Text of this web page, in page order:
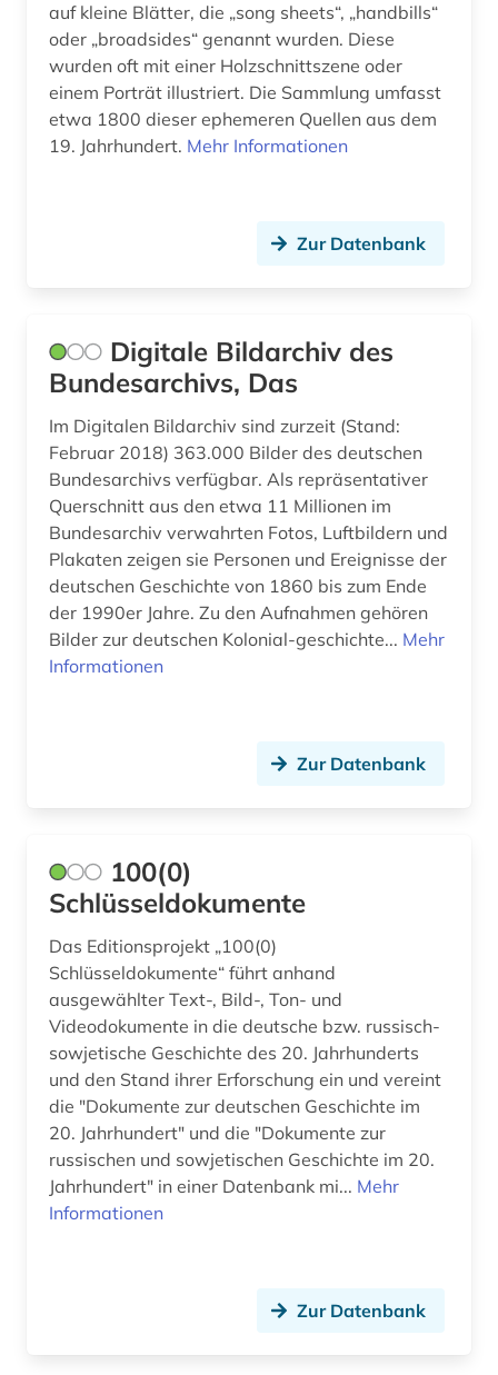
christian gottlob (1)
christliche kunst (3)
christliche mission (1)
computerkunst (1)
corinth (1)
corpus (1)
courtauld institute of art <london> (1)
cranach (1)
côte divoire (1)
dahlbergh, erik jönsson | offizier; architekt;
zeichner; kartograf; historiker; beamter;
deckenmalerei (2)
dehio, georg | kunsthistoriker; hochschullehrer;
historiker; maler; zeichner (1)
dehio-handbuch (1)
dekorative kunst (1)
demotisch (1)
den haag (3)
denkmalpflege (2)
auf kleine Blätter, die „song sheets“, „handbills“
oder „broadsides“ genannt wurden. Diese
wurden oft mit einer Holzschnittszene oder
einem Porträt illustriert. Die Sammlung umfasst
etwa 1800 dieser ephemeren Quellen aus dem
19. Jahrhundert. Mehr Informationen
Zur Datenbank
Digitale Bildarchiv des
Bundesarchivs, Das
Im Digitalen Bildarchiv sind zurzeit (Stand:
Februar 2018) 363.000 Bilder des deutschen
Bundesarchivs verfügbar. Als repräsentativer
Querschnitt aus den etwa 11 Millionen im
Bundesarchiv verwahrten Fotos, Luftbildern und
Plakaten zeigen sie Personen und Ereignisse der
deutschen Geschichte von 1860 bis zum Ende
der 1990er Jahre. Zu den Aufnahmen gehören
Bilder zur deutschen Kolonial-geschichte... Mehr
Informationen
Zur Datenbank
100(0)
Schlüsseldokumente
Das Editionsprojekt „100(0)
Schlüsseldokumente“ führt anhand
ausgewählter Text-, Bild-, Ton- und
Videodokumente in die deutsche bzw. russisch-
sowjetische Geschichte des 20. Jahrhunderts
und den Stand ihrer Erforschung ein und vereint
die "Dokumente zur deutschen Geschichte im
20. Jahrhundert" und die "Dokumente zur
russischen und sowjetischen Geschichte im 20.
Jahrhundert" in einer Datenbank mi... Mehr
Informationen
Zur Datenbank